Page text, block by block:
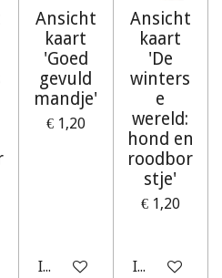
Ansicht
kaart
'Goed
gevuld
mandje'
€ 1,20
In winkelwagen
Ansicht
kaart
'De
winters
e
wereld:
hond en
roodbor
stje'
€ 1,20
In